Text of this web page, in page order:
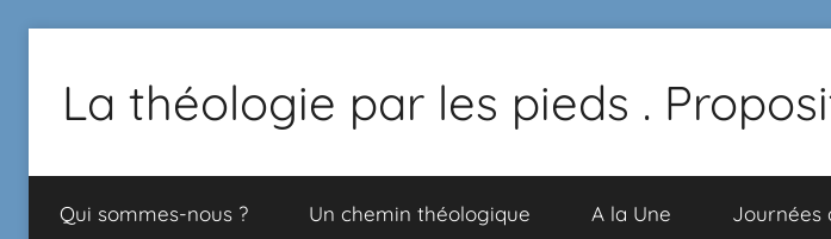
La théologie par les pieds .
de
chemin
Qui sommes-nous ? Un chemin théologique A la Une Journées